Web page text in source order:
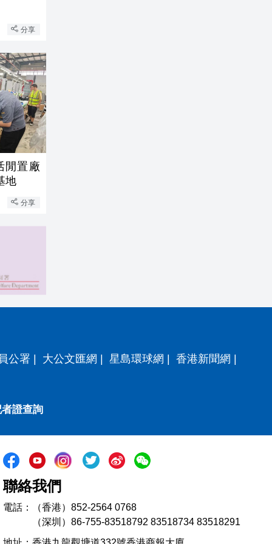
分享
地
分享
公署 大公文匯網 星島環球網 香港新聞網
證查詢
聯絡我們
電話：（香港）852-2564 0768
（深圳）86-755-83518792 83518734 83518291